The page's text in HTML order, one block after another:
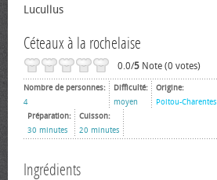
Lucullus
Céteaux à la rochelaise
0.0/5 Note (0 votes)
Nombre de personnes:
4
Difficulté:
moyen
Origine:
Poitou-Charentes
Préparation:
30 minutes
Cuisson:
20 minutes
Ingrédients